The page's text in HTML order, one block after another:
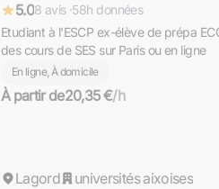
5.08 avis ·58h données
Etudiant à l'ESCP ex-élève de prépa
des cours de SES sur Paris ou en ligne
En ligne, À domicile
À partir de20,35 €/h
Répond rapidement
Lagord
universités aixoises